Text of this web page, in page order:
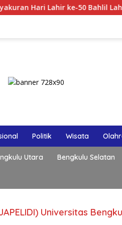
Lahir ke-50 Bahlil Lahadalia,
Politik Wisata
Utara Bengkulu Selatan
Universitas